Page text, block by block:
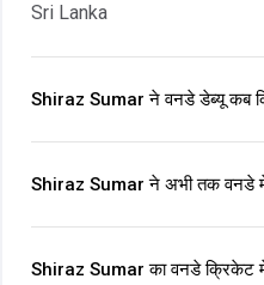
Sri Lanka
Shiraz Sumar ने वनडे डेब्यू कब
Shiraz Sumar ने अभी तक वनडे
Shiraz Sumar का वनडे क्रिकेट में